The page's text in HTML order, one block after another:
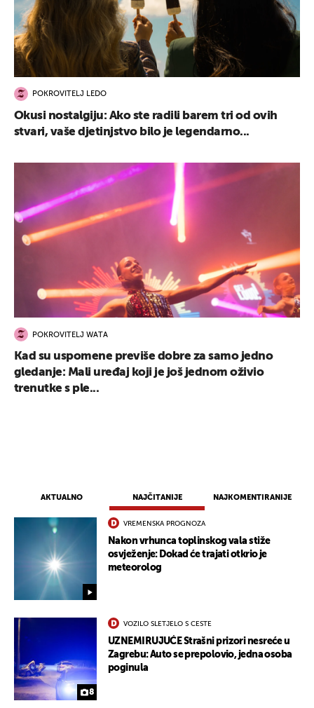
AKTUALNO NAJČITANIJE NAJKOMENTIRANIJE
VREMENSKA PROGNOZA
Nakon vrhunca toplinskog vala stiže
osvježenje: Dokad će trajati otkrio je
meteorolog
8
VOZILO SLETJELO S CESTE
UZNEMIRUJUĆE Strašni prizori nesreće u
Zagrebu: Auto se prepolovio, jedna osoba
poginula
POKROVITELJ LEDO
Okusi nostalgiju: Ako ste radili barem tri od ovih
stvari, vaše djetinjstvo bilo je legendarno...
POKROVITELJ WATA
Kad su uspomene previše dobre za samo jedno
gledanje: Mali uređaj koji je još jednom oživio
trenutke s ple...